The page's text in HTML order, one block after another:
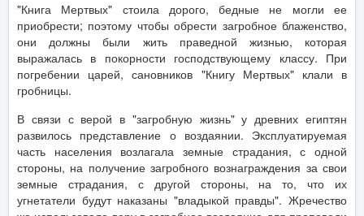
"Книга Мертвых" стоила дорого, бедные не могли ее
приобрести; поэтому чтобы обрести загробное блаженство,
они должны были жить праведной жизнью, которая
выражалась в покорности господствующему классу. При
погребении царей, сановников "Книгу Мертвых" клали в
гробницы.
В связи с верой в "загробную жизнь" у древних египтян
развилось представление о воздаянии. Эксплуатируемая
часть населения возлагала земные страдания, с одной
стороны, на получение загробного вознаграждения за свои
земные страдания, с другой стороны, на то, что их
угнетатели будут наказаны "владыкой правды". Жречество